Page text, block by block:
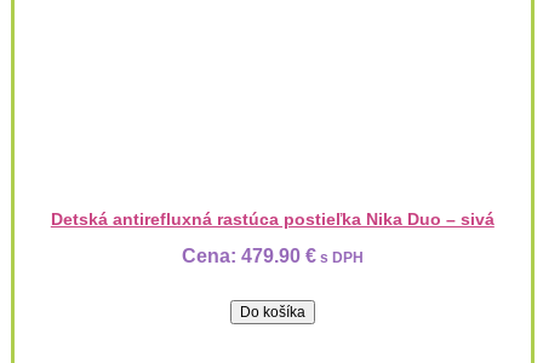
Detská antirefluxná rastúca postieľka Nika Duo – sivá
Cena: 479.90 €s DPH